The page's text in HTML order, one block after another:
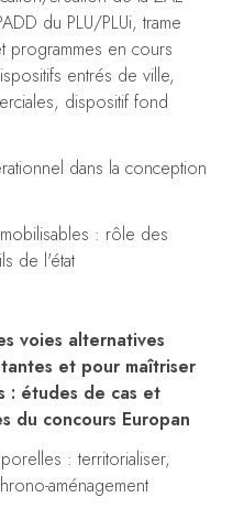
du PLU/PLUi, trame
programmes en cours
entrés de ville,
dispositif fond
dans la conception
: rôle des
de l'état
voies alternatives
et pour maîtriser
: études de cas et
du concours Europan
: territorialiser,
aménagement